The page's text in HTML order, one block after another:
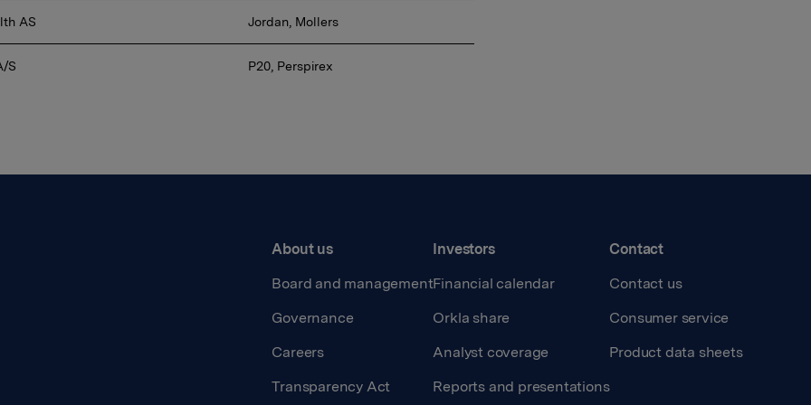
AS Jordan, Mollers
S P20, Perspirex
About us
Board and management
Governance
Careers
Transparency Act
Investors
Financial calendar
Orkla share
Analyst coverage
Reports and presentations
Contact
Contact us
Consumer service
Product data sheets